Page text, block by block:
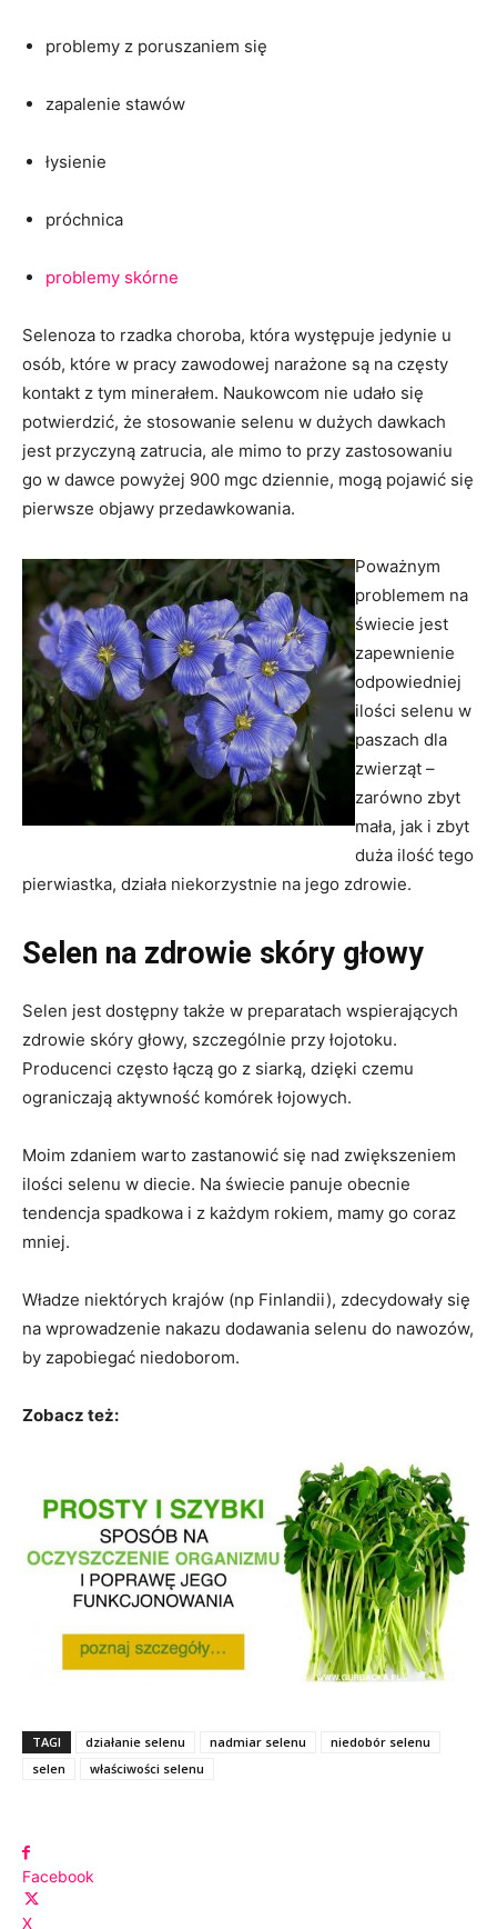
problemy z poruszaniem się
zapalenie stawów
łysienie
próchnica
problemy skórne
Selenoza to rzadka choroba, która występuje jedynie u
osób, które w pracy zawodowej narażone są na częsty
kontakt z tym minerałem. Naukowcom nie udało się
potwierdzić, że stosowanie selenu w dużych dawkach
jest przyczyną zatrucia, ale mimo to przy zastosowaniu
go w dawce powyżej 900 mgc dziennie, mogą pojawić się
pierwsze objawy przedawkowania.
Poważnym
problemem na
świecie jest
zapewnienie
odpowiedniej
ilości selenu w
paszach dla
zwierząt –
zarówno zbyt
mała, jak i zbyt
duża ilość tego
pierwiastka, działa niekorzystnie na jego zdrowie.
Selen na zdrowie skóry głowy
Selen jest dostępny także w preparatach wspierających
zdrowie skóry głowy, szczególnie przy łojotoku.
Producenci często łączą go z siarką, dzięki czemu
ograniczają aktywność komórek łojowych.
Moim zdaniem warto zastanowić się nad zwiększeniem
ilości selenu w diecie. Na świecie panuje obecnie
tendencja spadkowa i z każdym rokiem, mamy go coraz
mniej.
Władze niektórych krajów (np Finlandii), zdecydowały się
na wprowadzenie nakazu dodawania selenu do nawozów,
by zapobiegać niedoborom.
Zobacz też:
TAGI działanie selenu nadmiar selenu
niedobór selenu
selen
właściwości selenu
Facebook
X